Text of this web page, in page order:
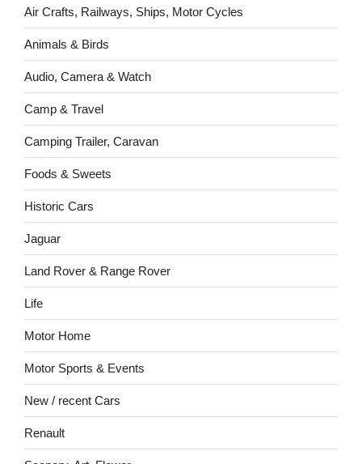
Air Crafts, Railways, Ships, Motor Cycles
Animals & Birds
Audio, Camera & Watch
Camp & Travel
Camping Trailer, Caravan
Foods & Sweets
Historic Cars
Jaguar
Land Rover & Range Rover
Life
Motor Home
Motor Sports & Events
New / recent Cars
Renault